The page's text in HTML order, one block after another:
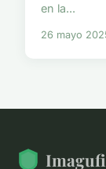
en la...
26 mayo